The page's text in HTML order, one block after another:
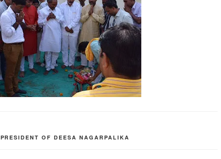
PRESIDENT OF DEESA NAGARPALIKA